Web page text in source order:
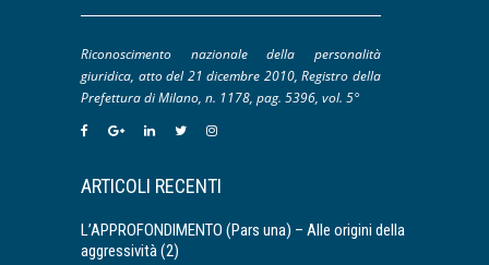
Riconoscimento nazionale della personalità
giuridica, atto del 21 dicembre 2010, Registro della
Prefettura di Milano, n. 1178, pag. 5396, vol. 5°
ARTICOLI RECENTI
L’APPROFONDIMENTO (Pars una) – Alle origini della
aggressività (2)